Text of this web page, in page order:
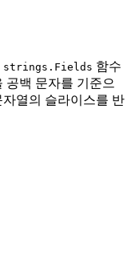
strings.Fields 함수
공백 문자를 기준으
열의 슬라이스를 반